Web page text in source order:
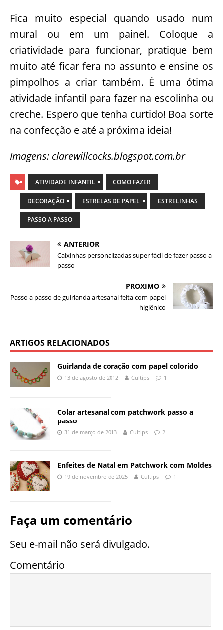
Fica muito especial quando usado num
mural ou em um painel. Coloque a
criatividade para funcionar, pratique bem
muito até ficar fera no assunto e ensine os
pimpolhos a criar também. É uma ótima
atividade infantil para fazer na escolinha ou
creche. Espero que tenha curtido! Boa sorte
na confecção e até a próxima ideia!
Imagens: clarewillcocks.blogspot.com.br
ATIVIDADE INFANTIL COMO FAZER
DECORAÇÃO ESTRELAS DE PAPEL ESTRELINHAS
PASSO A PASSO
ANTERIOR
Caixinhas personalizadas super fácil de fazer passo a
passo
PRÓXIMO
Passo a passo de guirlanda artesanal feita com papel
higiênico
ARTIGOS RELACIONADOS
Guirlanda de coração com papel colorido
13 de agosto de 2012 Cultips 1
Colar artesanal com patchwork passo a
passo
31 de março de 2013 Cultips 2
Enfeites de Natal em Patchwork com Moldes
19 de novembro de 2025 Cultips 1
Faça um comentário
Seu e-mail não será divulgado.
Comentário